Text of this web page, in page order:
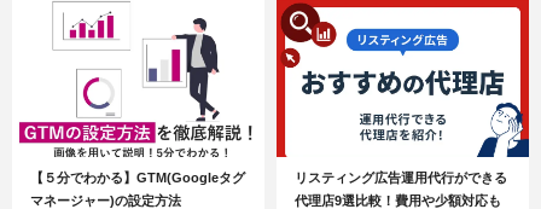
【５分でわかる】GTM(Googleタグ
マネージャー)の設定方法
リスティング広告運用代行ができる
代理店9選比較！費用や少額対応も